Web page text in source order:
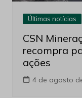
Últimas notícias
CSN
recompra
ações
4 de agosto